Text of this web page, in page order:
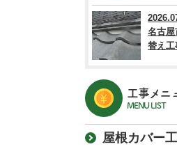
名古
替え工
工事メニ
MENU LIST
屋根カバー